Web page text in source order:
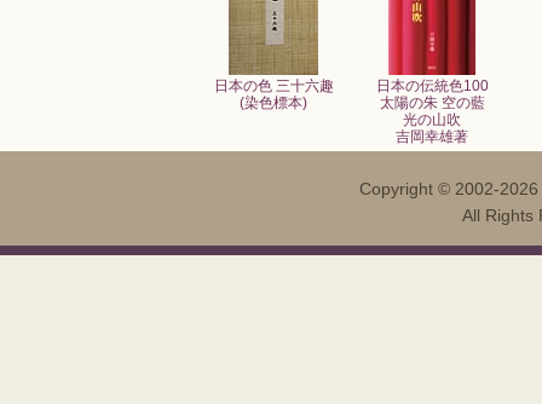
日本の色 三十六趣
(染色標本)
日本の伝統色100
太陽の朱 空の藍
光の山吹
吉岡幸雄著
Copyright © 2002-2026
All Rights